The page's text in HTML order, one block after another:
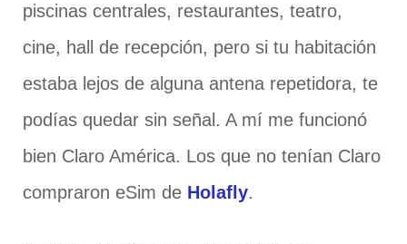
piscinas centrales, restaurantes, teatro,
cine, hall de recepción, pero si tu habitación
estaba lejos de alguna antena repetidora, te
podías quedar sin señal. A mí me funcionó
bien Claro América. Los que no tenían Claro
compraron eSim de Holafly.